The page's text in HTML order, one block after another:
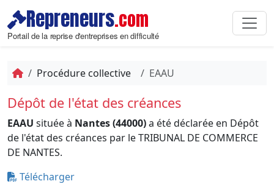
Repreneurs.com
Portail de la reprise d'entreprises en difficulté
Procédure collective EAAU
Dépôt de l'état des créances
EAAU située à Nantes (44000)a été déclarée en Dépôt
de l'état des créances par le TRIBUNAL DE COMMERCE
DE NANTES.
Télécharger